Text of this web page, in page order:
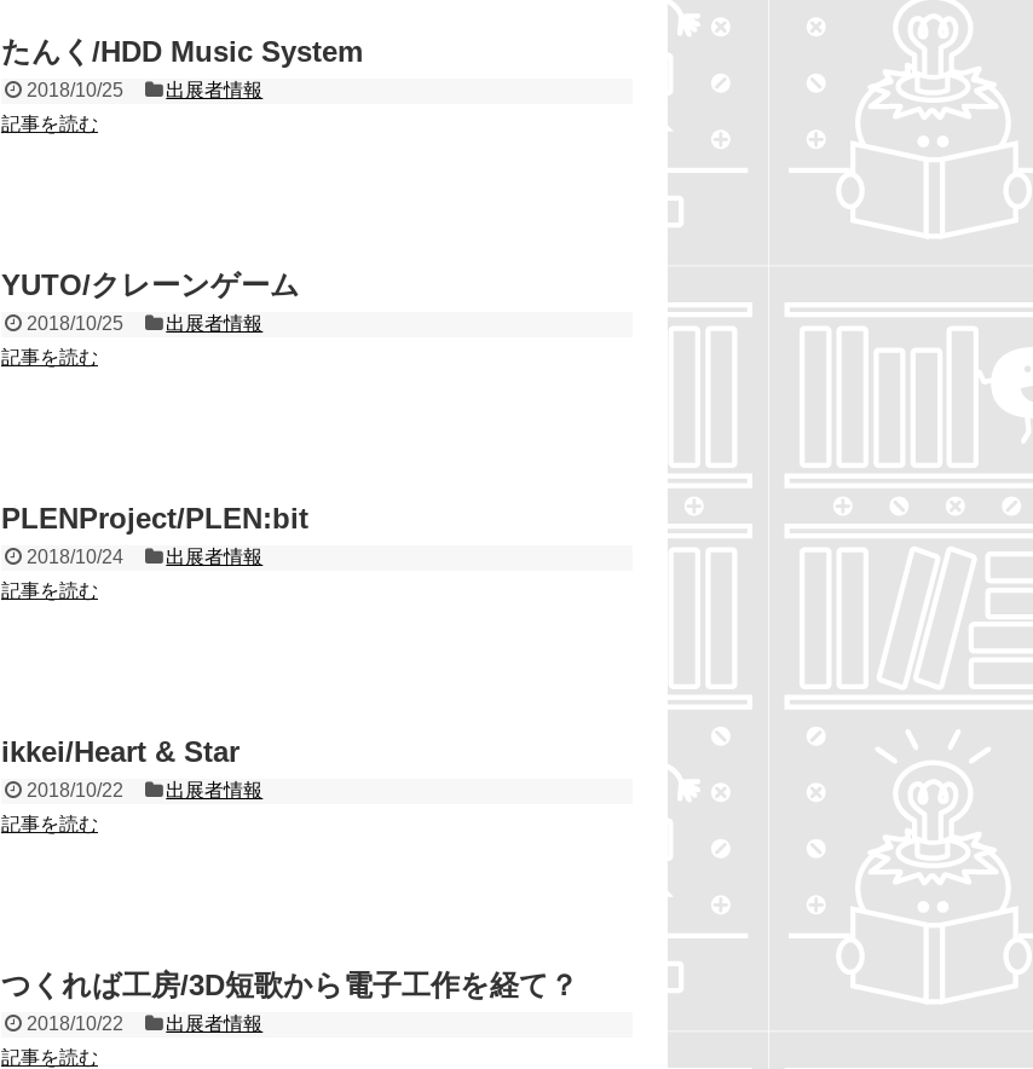
たんく/HDD Music System
2018/10/25
出展者情報
記事を読む
YUTO/クレーンゲーム
2018/10/25
出展者情報
記事を読む
PLENProject/PLEN:bit
2018/10/24
出展者情報
記事を読む
ikkei/Heart & Star
2018/10/22
出展者情報
記事を読む
つくれば工房/3D短歌から電子工作を経て？
2018/10/22
出展者情報
記事を読む